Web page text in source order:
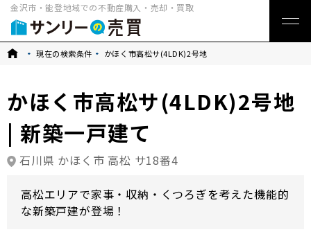
金沢市・能登地域での不動産購入・売却・買取
トップ現在の検索条件 かほく市高松サ(4LDK)2号地
かほく市高松サ(4LDK)2号地
| 新築一戸建て
石川県 かほく市 高松 サ18番4
高松エリアで家事・収納・くつろぎを考えた機能的
な新築戸建が登場！